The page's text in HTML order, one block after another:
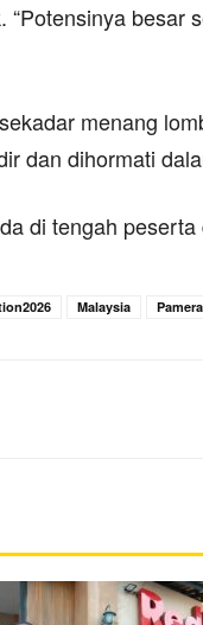
besar
menang
dan dihormati
di tengah peserta
Malaysia